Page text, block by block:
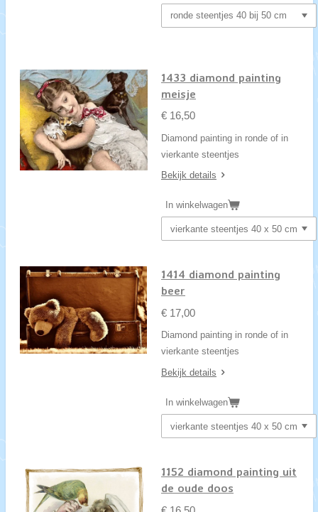
1433 diamond painting
meisje
€ 16,50
Diamond painting in ronde of in
vierkante steentjes
Bekijk details
In winkelwagen
1414 diamond painting
beer
€ 17,00
Diamond painting in ronde of in
vierkante steentjes
Bekijk details
In winkelwagen
1152 diamond painting uit
de oude doos